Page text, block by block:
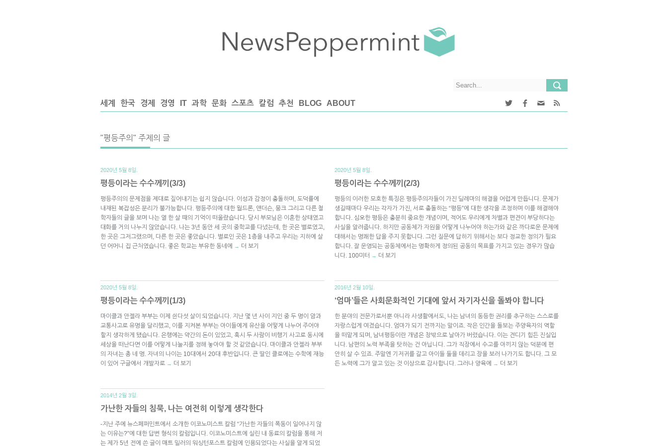
세계 한국 경제 경영 IT 과학 문화 스포츠 칼럼 추천 BLOG ABOUT
"평등주의" 주제의 글
2020년 5월 8일.
평등이라는 수수께끼(3/3)
평등주의의 문제점을 제대로 짚어내기는 쉽지 않습니다. 이성과 감정이 충돌하며, 도덕률에
내재된 복잡성은 분리가 불가능합니다. 평등주의에 대한 월드론, 앤더슨, 뭉크 그리고 다른 철
학자들의 글을 보며 나는 열 한 살 때의 기억이 떠올랐습니다. 당시 부모님은 이혼한 상태였고
대화를 거의 나누지 않았습니다. 나는 3년 동안 세 곳의 중학교를 다녔는데, 한 곳은 별로였고,
한 곳은 그저그랬으며, 다른 한 곳은 좋았습니다. 별로인 곳은 1층을 내주고 우리는 지하에 살
던 어머니 집 근처였습니다. 좋은 학교는 부유한 동네에
→ 더 보기
2020년 5월 8일.
평등이라는 수수께끼(2/3)
평등의 이러한 모호한 특징은 평등주의자들이 가진 딜레마의 해결을 어렵게 만듭니다. 문제가
생길때마다 우리는 각자가 가진, 서로 충돌하는 “평등”에 대한 생각을 조정하며 이를 해결해야
합니다. 심오한 평등은 충분히 중요한 개념이며, 적어도 우리에게 차별과 편견이 부당하다는
사실을 알려줍니다. 하지만 공동체가 자원을 어떻게 나누어야 하는가와 같은 까다로운 문제에
대해서는 명쾌한 답을 주지 못합니다. 그런 질문에 답하기 위해서는 보다 정교한 정의가 필요
합니다. 잘 운영되는 공동체에서는 명확하게 정의된 공동의 목표를 가지고 있는 경우가 많습
니다. 100미터 → 더 보기
2020년 5월 8일.
평등이라는 수수께끼(1/3)
마이클과 안젤라 부부는 이제 쉰다섯 살이 되었습니다. 지난 몇 년 사이 지인 중 두 명이 암과
교통사고로 유명을 달리했고, 이를 지켜본 부부는 아이들에게 유산을 어떻게 나누어 주어야
할지 생각하게 됐습니다. 은행에는 약간의 돈이 있었고, 혹시 두 사람이 비행기 사고로 동시에
세상을 떠난다면 이를 어떻게 나눌지를 정해 놓아야 할 것 같았습니다. 마이클과 안젤라 부부
의 자녀는 총 네 명. 자녀의 나이는 10대에서 20대 후반입니다. 큰 딸인 클로에는 수학에 재능
이 있어 구글에서 개발자로 → 더 보기
2016년 2월 10일.
‘엄마’들은 사회문화적인 기대에 앞서 자기자신을 돌봐야 합니다
한 분야의 전문가로서뿐 아니라 사생활에서도, 나는 남녀의 동등한 권리를 추구하는 스스로를
자랑스럽게 여겼습니다. 엄마가 되기 전까지는 말이죠. 작은 인간을 돌보는 주양육자의 역할
을 떠맡게 되며, 남녀평등이란 개념은 창밖으로 날아가 버렸습니다. 이는 견디기 힘든 진실입
니다. 남편의 노력 부족을 탓하는 건 아닙니다. 그가 직장에서 수고를 아끼지 않는 덕분에 편
안히 살 수 있죠. 주말엔 기저귀를 갈고 아이들 둘을 데리고 장을 보러 나가기도 합니다. 그 모
든 노력에 그가 알고 있는 것 이상으로 감사합니다. 그러나 양육에
→ 더 보기
2014년 2월 3일.
가난한 자들의 침묵, 나는 여전히 이렇게 생각한다
-지난 주에 뉴스페퍼민트에서 소개한 이코노미스트 칼럼 “가난한 자들의 폭동이 일어나지 않
는 이유는?”에 대한 답변 형식의 칼럼입니다. 이코노미스트에 실린 내 동료의 칼럼을 통해 저
는 제가 5년 전에 쓴 글이 매트 밀러의 워싱턴포스트 칼럼에 인용되었다는 사실을 알게 되었